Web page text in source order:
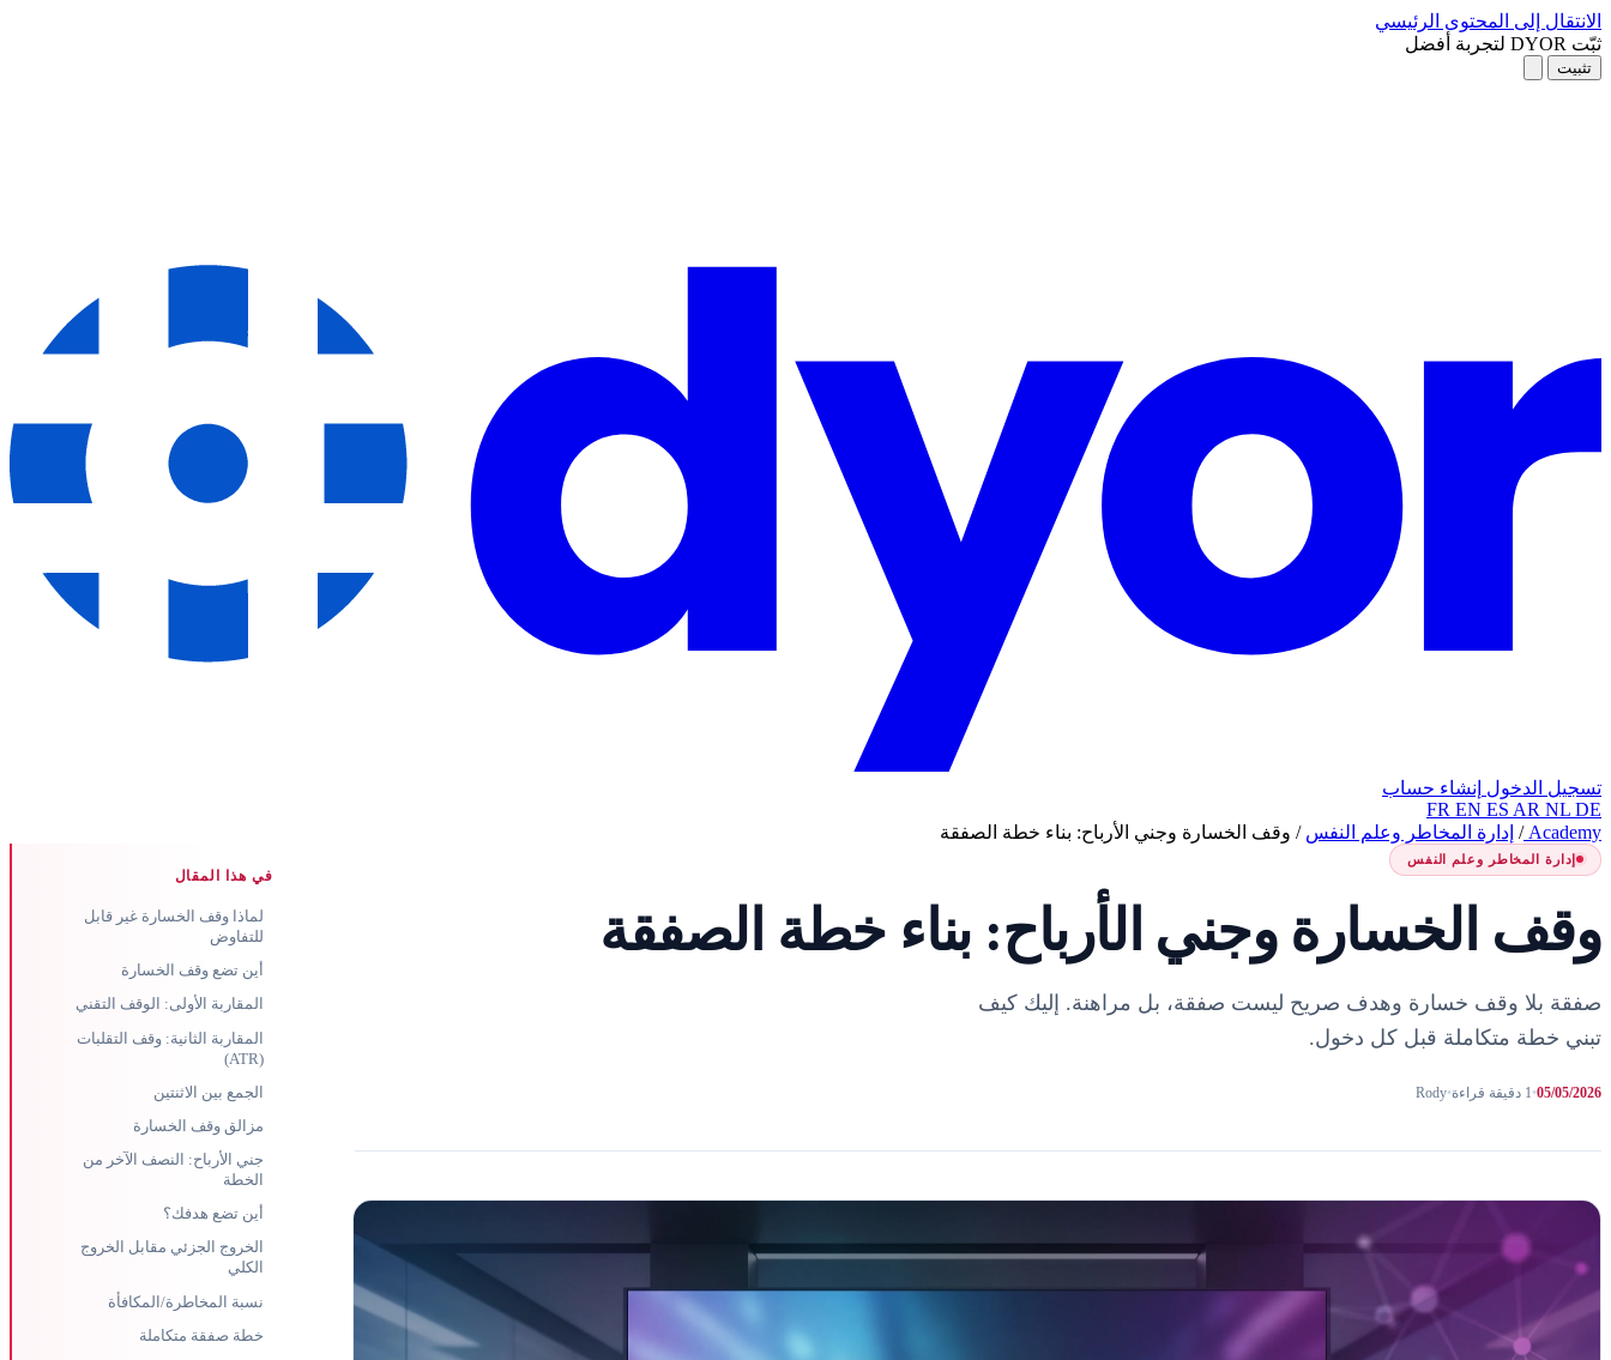
الانتقال إلى المحتوى الرئيسي
ثبّت DYOR لتجربة أفضل
تثبيت
تسجيل الدخول إنشاء حساب
FR EN ES AR NL DE
Academy
/ إدارة المخاطر وعلم النفس / وقف الخسارة وجني الأرباح: بناء خطة الصفقة
إدارة المخاطر وعلم النفس
وقف الخسارة وجني الأرباح: بناء خطة الصفقة
صفقة بلا وقف خسارة وهدف صريح ليست صفقة، بل مراهنة. إليك كيف
تبني خطة متكاملة قبل كل دخول.
05/05/2026
• 1 دقيقة قراءة •
Rody
في هذا المقال
لماذا وقف الخسارة غير قابل
للتفاوض
أين تضع وقف الخسارة
المقاربة الأولى: الوقف التقني
المقاربة الثانية: وقف التقلبات
(ATR)
الجمع بين الاثنتين
مزالق وقف الخسارة
جني الأرباح: النصف الآخر من
الخطة
أين تضع هدفك؟
الخروج الجزئي مقابل الخروج
الكلي
نسبة المخاطرة/المكافأة
خطة صفقة متكاملة